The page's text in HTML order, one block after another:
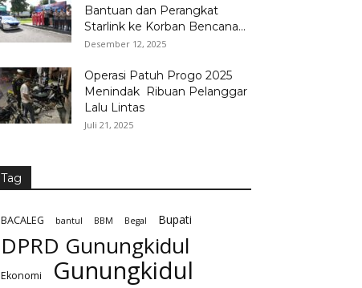
Bantuan dan Perangkat
Starlink ke Korban Bencana...
Desember 12, 2025
Operasi Patuh Progo 2025
Menindak Ribuan Pelanggar
Lalu Lintas
Juli 21, 2025
Tag
BACALEG bantul BBM Begal Bupati
DPRD Gunungkidul
Ekonomi Gunungkidul